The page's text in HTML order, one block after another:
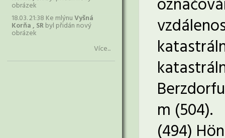
obrázek
18.03. 21:38 Ke mlýnuVyšná
Korňa , SRbyl přidán nový
obrázek
Více...
m (504).
(494)